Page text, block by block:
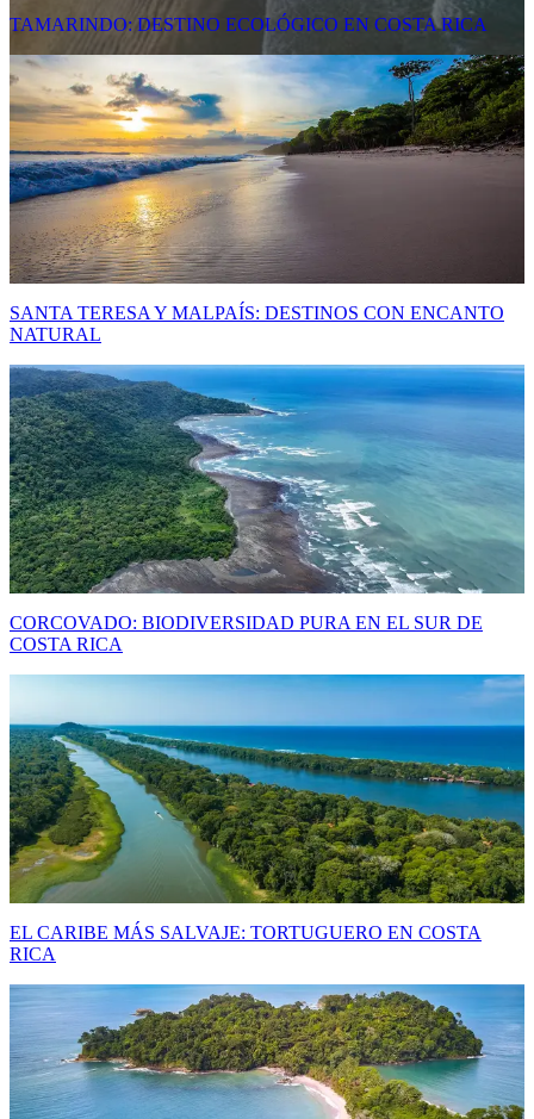
TAMARINDO: DESTINO ECOLÓGICO EN COSTA RICA
SANTA TERESA Y MALPAÍS: DESTINOS CON ENCANTO
NATURAL
CORCOVADO: BIODIVERSIDAD PURA EN EL SUR DE
COSTA RICA
EL CARIBE MÁS SALVAJE: TORTUGUERO EN COSTA
RICA